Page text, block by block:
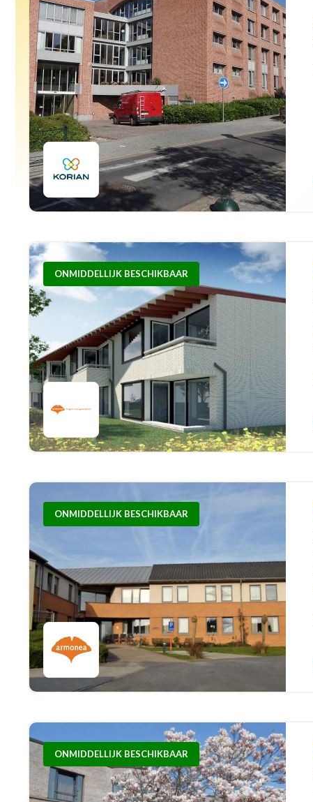
ONMIDDELLIJK BESCHIKBAAR
ONMIDDELLIJK BESCHIKBAAR
ONMIDDELLIJK BESCHIKBAAR